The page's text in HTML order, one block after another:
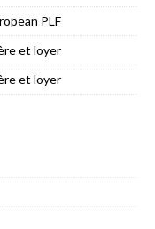
PLF
et loyer
et loyer